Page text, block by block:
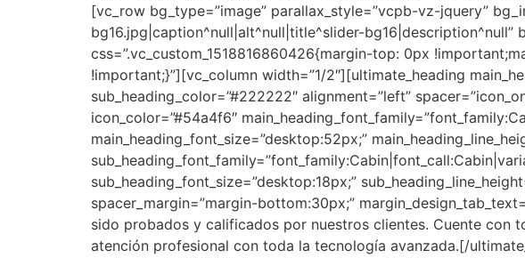
[vc_row bg_type=”image” parallax_style=”vcpb-vz-jquery”
bg16.jpg|caption^null|alt^null|title^slider-bg16|description^null”
css=”.vc_custom_1518816860426{margin-top: 0px
!important;}”][vc_column width=”1/2″][ultimate_heading
sub_heading_color=”#222222″ alignment=”left”
icon_color=”#54a4f6″
main_heading_font_size=”desktop:52px;”
sub_heading_font_size=”desktop:18px;”
spacer_margin=”margin-bottom:30px;”
sido probados y calificados por nuestros clientes. Cuente con
atención profesional con toda la tecnología avanzada.[/